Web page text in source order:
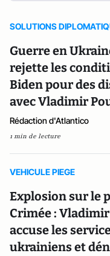
SOLUTIONS
Guerre en
rejette les
Biden pour des
avec Vladimir
Rédaction d'Atlantico
1 min de lecture
VEHICULE PIEGE
Explosion sur le
Crimée :
accuse les
ukrainiens et